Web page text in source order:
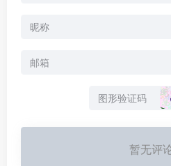
暂无评